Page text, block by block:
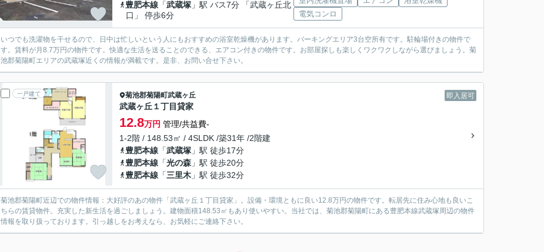
豊肥本線 「武蔵塚 」駅 バス7分 「武蔵ヶ丘北
口」 停歩6分
電気コンロ
いつでも洗濯物を干せるので、日中は忙しいという人にもおすすめの浴室乾燥機があります。パーキングエリア3台空所有です。駐輪場付きの物件で
す。賃料が月8.7万円の物件です。快適な生活を送ることのできる、エアコン付きの物件です。お部屋探しも楽しくワクワクしながら選びましょう。菊
池郡菊陽町エリアの武蔵塚近くの情報が満載です。是非、お問い合せ下さい。
一戸建て 即入居可
菊池郡菊陽町武蔵ヶ丘
武蔵ヶ丘１丁目貸家
12.8万円 管理/共益費-
1-2階 / 148.53㎡ / 4SLDK /築31年 /2階建
豊肥本線 「武蔵塚 」駅 徒歩17分
豊肥本線 「光の森 」駅 徒歩20分
豊肥本線 「三里木 」駅 徒歩32分
菊池郡菊陽町近辺での物件情報：大好評のあの物件「武蔵ヶ丘１丁目貸家」。設備・環境ともに良い12.8万円の物件です。転居先に住み心地も良いこ
ちらの賃貸物件。充実した新生活を過ごしましょう。建物面積148.53㎡もあり使いやすい。当社では、菊池郡菊陽町にある豊肥本線武蔵塚周辺の物件
情報を取り扱っております。引っ越しをお考えなら、お気軽にご連絡下さい。